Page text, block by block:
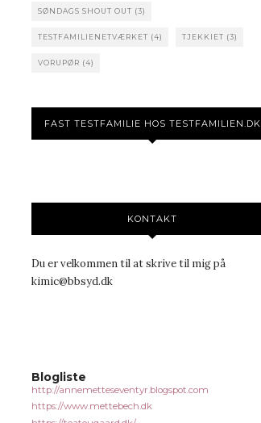
SØNDAGS SHOUT OUT (3)
TESTFAMILIENETVÆRKET (4) TJEKKIET (3)
VORUPØR (4)
FAST TESTFAMILIE HOS TESTFAMILIEN.DK
KONTAKT
Du er velkommen til at skrive til mig på
kimic@bbsyd.dk
Blogliste
http://annemetteseventyr.blogspot.com
https://www.mettebech.dk